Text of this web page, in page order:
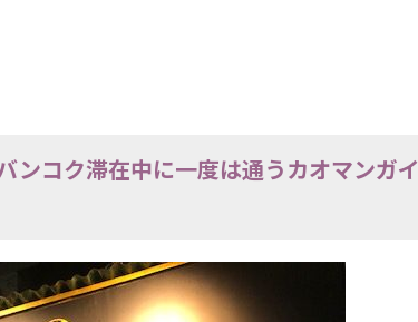
コク滞在中に一度は通うカオマンガイ